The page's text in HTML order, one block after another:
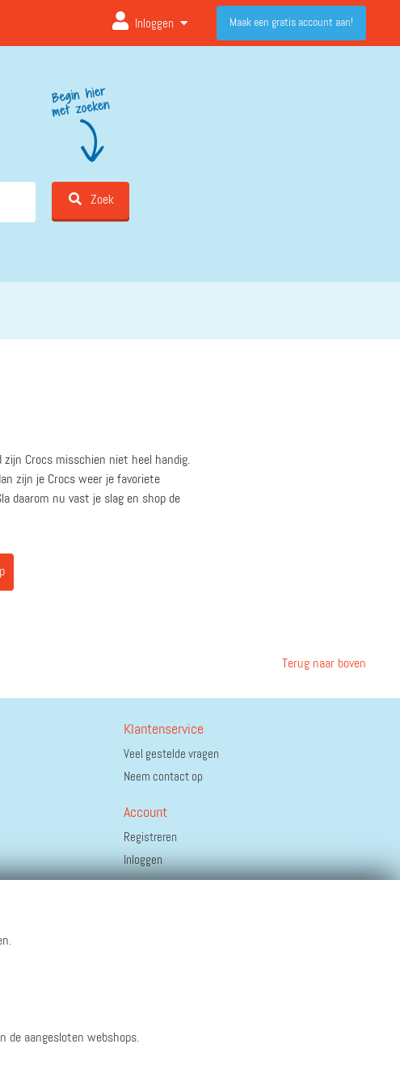
Inloggen Maak een gratis account aan!
Zoek
Crocs misschien niet heel handig.
zijn je Crocs weer je favoriete
daarom nu vast je slag en shop de
Terug naar boven
Klantenservice
Veel gestelde vragen
Neem contact op
Account
Registreren
Inloggen
de aangesloten webshops.